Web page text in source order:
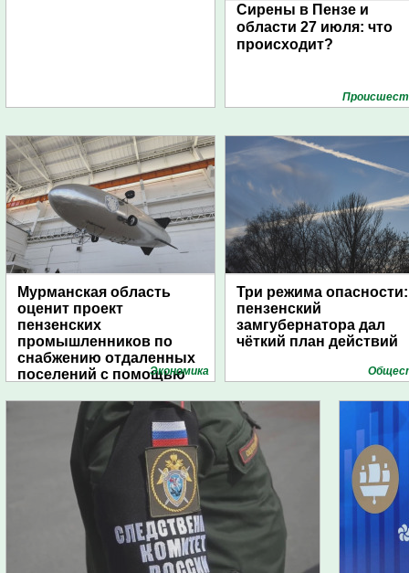
Сирены в Пензе и
области 27 июля: что
происходит?
Мурманская область
оценит проект
пензенских
промышленников по
снабжению отдаленных
поселений с помощью
Экономика
Три режима опасности:
пензенский
замгубернатора дал
чёткий план действий